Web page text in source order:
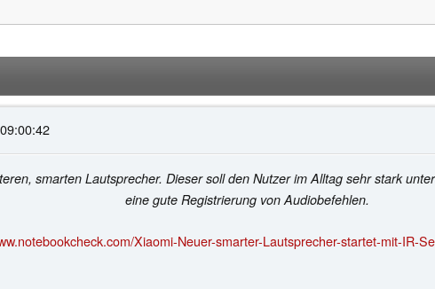
smarten Lautsprecher. Dieser soll den Nutzer im Alltag sehr stark
eine gute Registrierung von Audiobefehlen.
Xiaomi-Neuer-smarter-Lautsprecher-startet-mit-IR-